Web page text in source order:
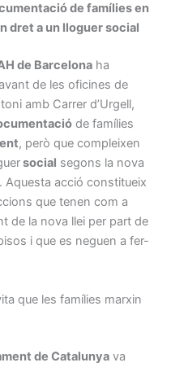
de famílies en
dret a un lloguer social
de Barcelona ha
de les oficines de
amb Carrer d’Urgell,
de famílies
, però que compleixen
social segons la nova
. Aquesta acció constitueix
que tenen com a
de la nova llei per part de
i que es neguen a fer-
que les famílies marxin
de Catalunya va